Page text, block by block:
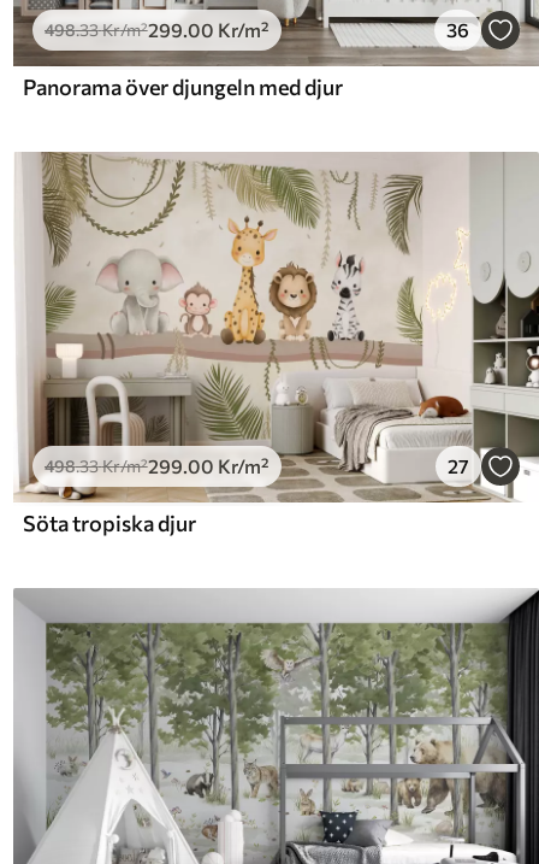
498.33Kr/m²299 .00 Kr/m² 36
Panorama över djungeln med djur
498.33Kr/m²299.00 Kr/m² 27
Söta tropiska djur